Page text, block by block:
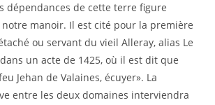
dépendances de cette terre figure
notre manoir. Il est cité pour la première
ou servant du vieil Alleray, alias Le
un acte de 1425, où il est dit que
Jehan de Valaines, écuyer». La
entre les deux domaines interviendra